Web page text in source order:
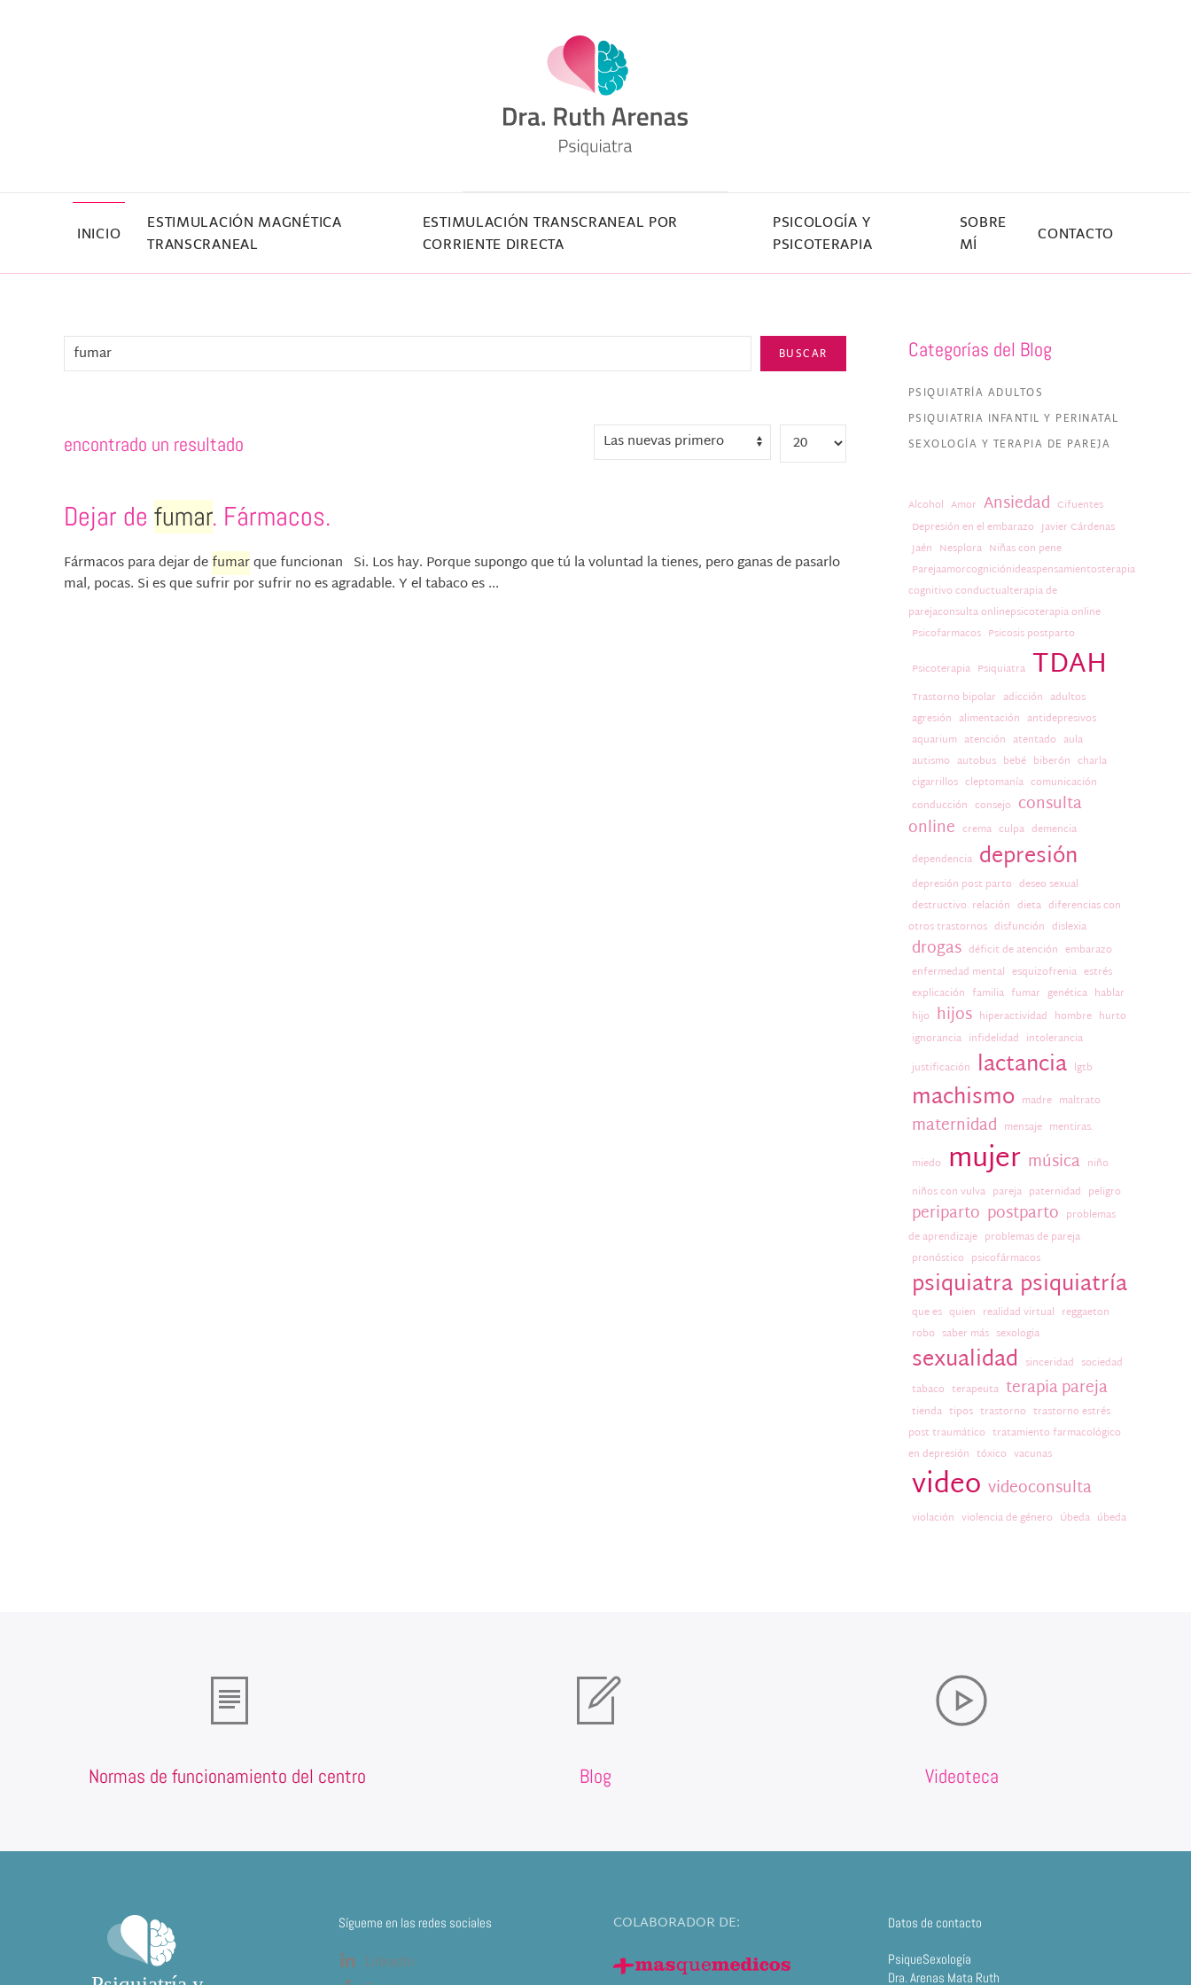
INICIO
ESTIMULACIÓN MAGNÉTICA
TRANSCRANEAL
ESTIMULACIÓN TRANSCRANEAL POR
CORRIENTE DIRECTA
PSICOLOGÍA Y
PSICOTERAPIA
SOBRE
MÍ
CONTACTO
BUSCAR
encontrado un resultado
Dejar de fumar. Fármacos.
Fármacos para dejar defumarque funcionan Si. Los hay. Porque supongo que tú la voluntad la tienes, pero ganas de pasarlo
mal, pocas. Si es que sufrir por sufrir no es agradable. Y el tabaco es ...
Categorías del Blog
PSIQUIATRÍA ADULTOS
PSIQUIATRIA INFANTIL Y PERINATAL
SEXOLOGÍA Y TERAPIA DE PAREJA
Alcohol Amor Ansiedad Cifuentes
Depresión en el embarazo Javier Cárdenas
Jaén Nesplora Niñas con pene
Parejaamorcogniciónideaspensamientosterapia
cognitivo conductualterapia de
parejaconsulta onlinepsicoterapia online
Psicofarmacos Psicosis postparto
Psicoterapia Psiquiatra TDAH
Trastorno bipolar adicción adultos
agresión alimentación antidepresivos
aquarium atención atentado aula
autismo autobus bebé biberón charla
cigarrillos cleptomanía comunicación
conducción consejo consulta
online crema culpa demencia
dependencia depresión
depresión post parto deseo sexual
destructivo. relación dieta diferencias con
otros trastornos disfunción dislexia
drogas déficit de atención embarazo
enfermedad mental esquizofrenia estrés
explicación familia fumar genética hablar
hijo hijos hiperactividad hombre hurto
ignorancia infidelidad intolerancia
justificación lactancia lgtb
machismo madre maltrato
maternidad mensaje mentiras.
miedo mujer música niño
niños con vulva pareja paternidad peligro
periparto postparto problemas
de aprendizaje problemas de pareja
pronóstico psicofármacos
psiquiatra psiquiatría
que es quien realidad virtual reggaeton
robo saber más sexologia
sexualidad sinceridad sociedad
tabaco terapeuta terapia pareja
tienda tipos trastorno trastorno estrés
post traumático tratamiento farmacológico
en depresión tóxico vacunas
video videoconsulta
violación violencia de género Úbeda úbeda
Normas de funcionamiento del centro Blog Videoteca
Sígueme en las redes sociales
Linkedin
COLABORADOR DE: Datos de contacto
PsiqueSexología
Dra. Arenas Mata Ruth